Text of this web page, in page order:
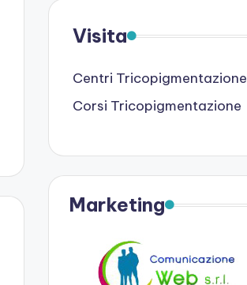
Visita
Centri Tricopigmentazione
Corsi Tricopigmentazione
Marketing